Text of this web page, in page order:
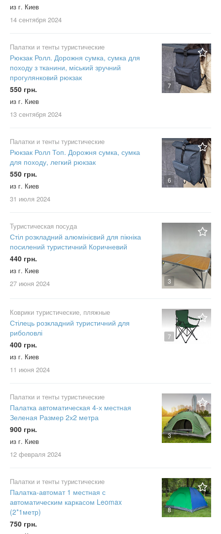
из г. Киев
14 сентября 2024
7
Палатки и тенты туристические
Рюкзак Ролл. Дорожня сумка, сумка для
походу з тканини, міський зручний
прогулянковий рюкзак
550 грн.
из г. Киев
13 сентября 2024
6
Палатки и тенты туристические
Рюкзак Ролл Топ. Дорожня сумка, сумка
для походу, легкий рюкзак
550 грн.
из г. Киев
31 июля 2024
3
Туристическая посуда
Стіл розкладний алюмінієвий для пікніка
посилений туристичний Коричневий
440 грн.
из г. Киев
27 июня 2024
7
Коврики туристические, пляжные
Стілець розкладний туристичний для
риболовлі
400 грн.
из г. Киев
11 июня 2024
3
Палатки и тенты туристические
Палатка автоматическая 4-х местная
Зеленая Размер 2х2 метра
900 грн.
из г. Киев
12 февраля 2024
8
Палатки и тенты туристические
Палатка-автомат 1 местная с
автоматическим каркасом Leomax
(2*1метр)
750 грн.